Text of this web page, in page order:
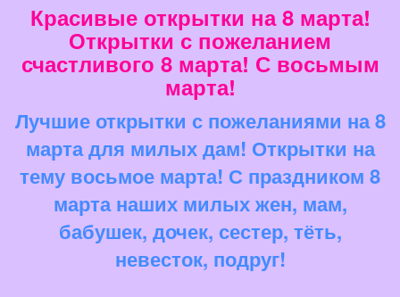
Красивые открытки на 8 марта!
Открытки с пожеланием
счастливого 8 марта! С восьмым
марта!
Лучшие открытки с пожеланиями на 8
марта для милых дам! Открытки на
тему восьмое марта! С праздником 8
марта наших милых жен, мам,
бабушек, дочек, сестер, тёть,
невесток, подруг!